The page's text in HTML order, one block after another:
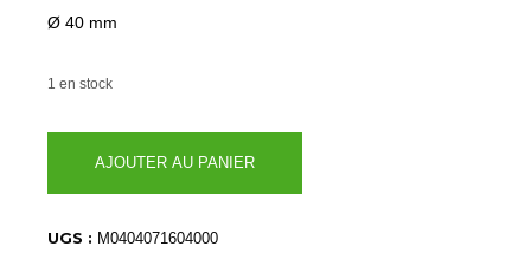
Ø 40 mm
1 en stock
M0404071604000
AJOUTER AU PANIER
UGS : M0404071604000